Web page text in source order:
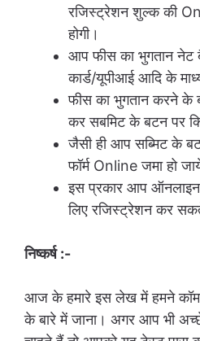
रजिस्ट्रेशन शुल्क की
होगी।
आप फीस का भुगतान नेट
कार्ड/यूपीआई आदि के
फीस का भुगतान करने के
कर सबमिट के बटन पर
जैसी ही आप सब्मिट के
फॉर्म Online जमा हो
इस प्रकार आप
लिए रजिस्ट्रेशन कर
निष्कर्ष :-
आज के हमारे इस लेख में हमने
के बारे में जाना। अगर आप भी